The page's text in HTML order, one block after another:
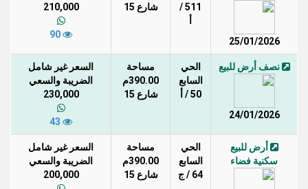
25/01/2026
511 /
شارع 15
210,000
نصف أرض للبيع
24/01/2026
الحي
السابع
50 / أ
مساحة
390.00م
شارع 15
السعر غير شامل
الضريبة والسعي
230,000
أرض للبيع
سكنية فضاء
الحي
السابع
64 / ج
مساحة
390.00م
شارع 15
السعر غير شامل
الضريبة والسعي
200,000